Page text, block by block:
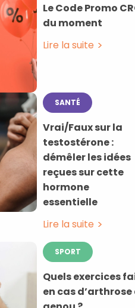
Le Code Promo
du moment
Lire la suite
SANTÉ
Vrai/Faux sur la
testostérone :
démêler les idées
reçues sur cette
hormone
essentielle
Lire la suite
SPORT
Quels exercices
en cas d’arthrose